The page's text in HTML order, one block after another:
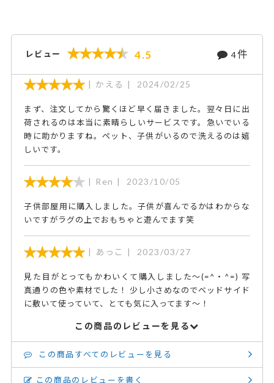
レビュー 4.5 4件
かえる 2024/02/25
まず、注文してから驚くほど早く届きました。翌々日に出
荷されるのは本当に素晴らしいサービスです。急いでいる
時に助かりますね。ペット、子供がいるので洗えるのは嬉
しいです。
Ren 2023/10/05
子供部屋用に購入しました。子供が喜んでるかはわからな
いですがラグの上でおもちゃと遊んでます笑
あっこ 2023/03/27
見た目がとってもかわいくて購入しました～(=^・^=) 写
真通りの色や素材でした！ 少し小さめなのでベッドサイド
に敷いて使っていて、とても気に入ってます～！
この商品のレビューを見る
この商品すべてのレビューを見る
この商品のレビューを書く